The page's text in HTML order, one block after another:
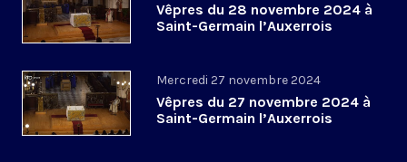
Vêpres du 28 novembre 2024 à
Saint-Germain l’Auxerrois
Mercredi 27 novembre 2024
Vêpres du 27 novembre 2024 à
Saint-Germain l’Auxerrois